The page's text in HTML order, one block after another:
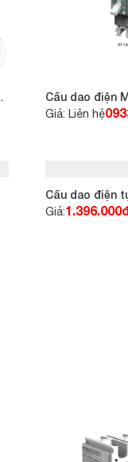
Cầu dao điện
40A 18kA loại
Giá: Liên hệ
Cầu dao điện
ABB 2P 32A
Giá:1.396.000đ